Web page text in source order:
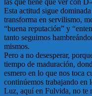
las que tiene que ver con
Esta actitud sigue
transforma en servilismo,
“buena reputación” y
tanto seguimos
mismos.
Pero a no desesperar,
tiempo de maduración,
esmero en lo que nos toca
continúemos trabajando en
Luz, aquí en Fulvida, no te